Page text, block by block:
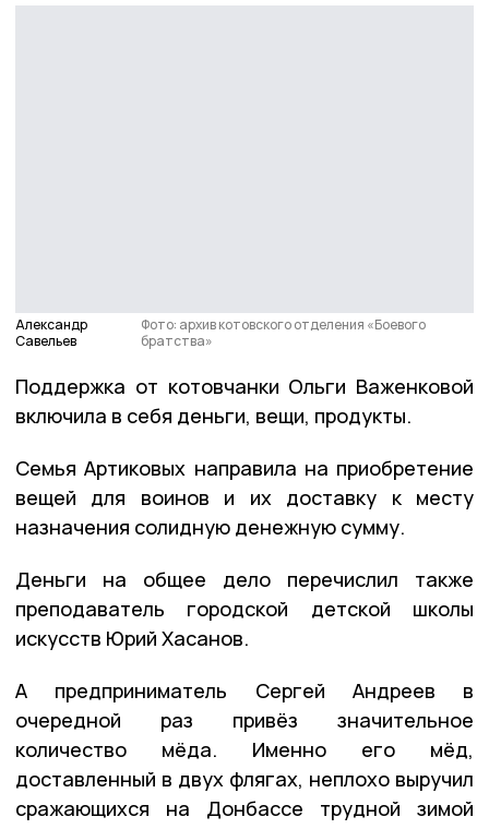
Александр
Савельев
Фото: архив котовского отделения «Боевого
братства»
Поддержка от котовчанки Ольги Важенковой
включила в себя деньги, вещи, продукты.
Семья Артиковых направила на приобретение
вещей для воинов и их доставку к месту
назначения солидную денежную сумму.
Деньги на общее дело перечислил также
преподаватель городской детской школы
искусств Юрий Хасанов.
А предприниматель Сергей Андреев в
очередной раз привёз значительное
количество мёда. Именно его мёд,
доставленный в двух флягах, неплохо выручил
сражающихся на Донбассе трудной зимой